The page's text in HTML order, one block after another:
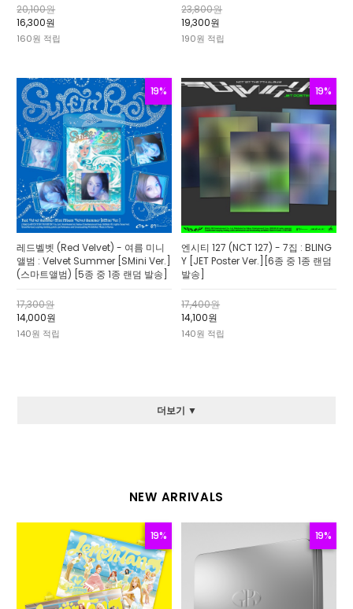
20,100원
16,300원
160원 적립
23,800원
19,300원
190원 적립
19%
레드벨벳 (Red Velvet) - 여름 미니
앨범 : Velvet Summer [SMini Ver.]
(스마트앨범) [5종 중 1종 랜덤 발송]
17,300원
14,000원
140원 적립
19%
엔시티 127 (NCT 127) - 7집 : BLING
Y [JET Poster Ver.][6종 중 1종 랜덤
발송]
17,400원
14,100원
140원 적립
더보기 ▼
NEW ARRIVALS
19% 19%